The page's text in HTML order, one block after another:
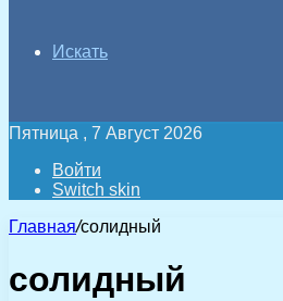
Искать
Пятница , 7 Август 2026
Войти
Switch skin
Главная/солидный
солидный